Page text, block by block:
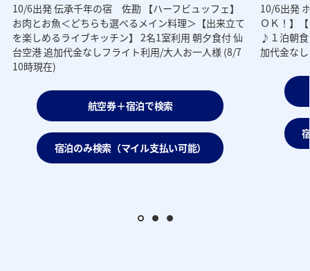
10/6出発 伝承千年の宿 佐勘 【ハーフビュッフェ】
お肉とお魚＜どちらも選べるメイン料理＞【出来立て
を楽しめるライブキッチン】 2名1室利用 朝夕食付 仙
台空港 追加代金なしフライト利用/大人お一人様 (8/7
10時現在)
航空券＋宿泊で検索
宿泊のみ検索（マイル支払い可能）
10/6出発
ＯＫ！】
♪１泊朝
加代金な